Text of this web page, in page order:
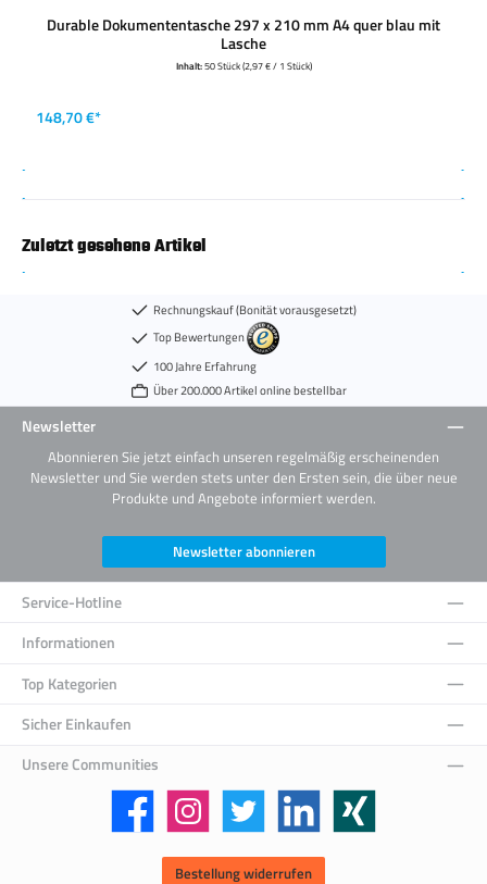
Durable Dokumententasche 297 x 210 mm A4 quer blau mit
Lasche
Inhalt:50 Stück(2,97 € / 1 Stück)
148,70 €*
Zuletzt gesehene Artikel
Rechnungskauf (Bonität vorausgesetzt)
Top Bewertungen
100 Jahre Erfahrung
Über 200.000 Artikel online bestellbar
Newsletter
Abonnieren Sie jetzt einfach unseren regelmäßig erscheinenden
Newsletter und Sie werden stets unter den Ersten sein, die über neue
Produkte und Angebote informiert werden.
Newsletter abonnieren
Service-Hotline
Informationen
Top Kategorien
Sicher Einkaufen
Unsere Communities
Facebook Instagram Twitter LinkedIn Xing
Bestellung widerrufen